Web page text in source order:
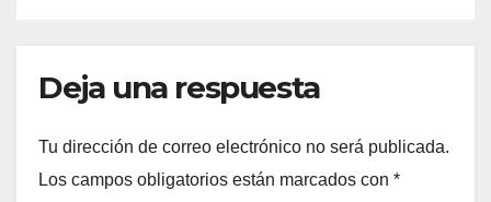
Deja una respuesta
Tu dirección de correo electrónico no será publicada.
Los campos obligatorios están marcados con *